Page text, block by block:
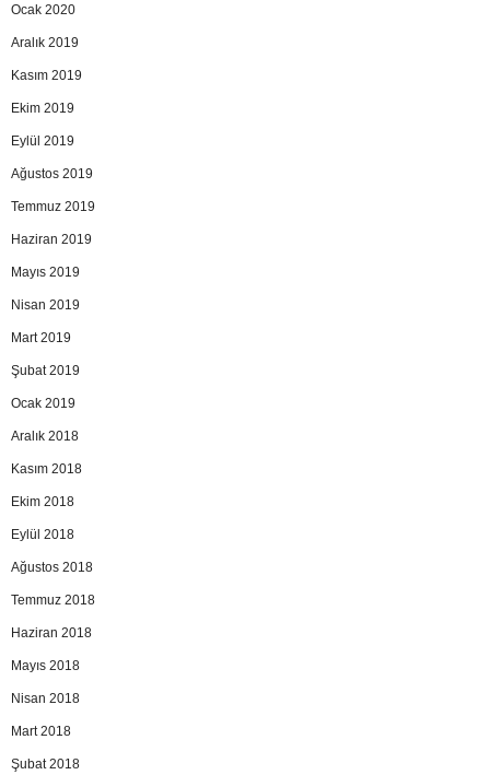
Ocak 2020
Aralık 2019
Kasım 2019
Ekim 2019
Eylül 2019
Ağustos 2019
Temmuz 2019
Haziran 2019
Mayıs 2019
Nisan 2019
Mart 2019
Şubat 2019
Ocak 2019
Aralık 2018
Kasım 2018
Ekim 2018
Eylül 2018
Ağustos 2018
Temmuz 2018
Haziran 2018
Mayıs 2018
Nisan 2018
Mart 2018
Şubat 2018